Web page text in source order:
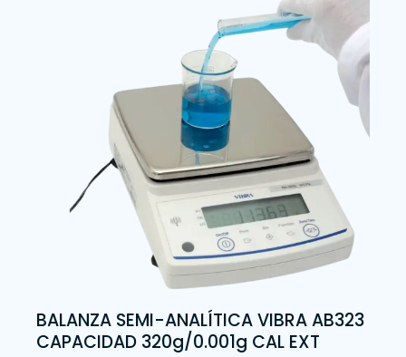
BALANZA SEMI-ANALÍTICA VIBRA AB323
CAPACIDAD 320g/0.001g CAL EXT